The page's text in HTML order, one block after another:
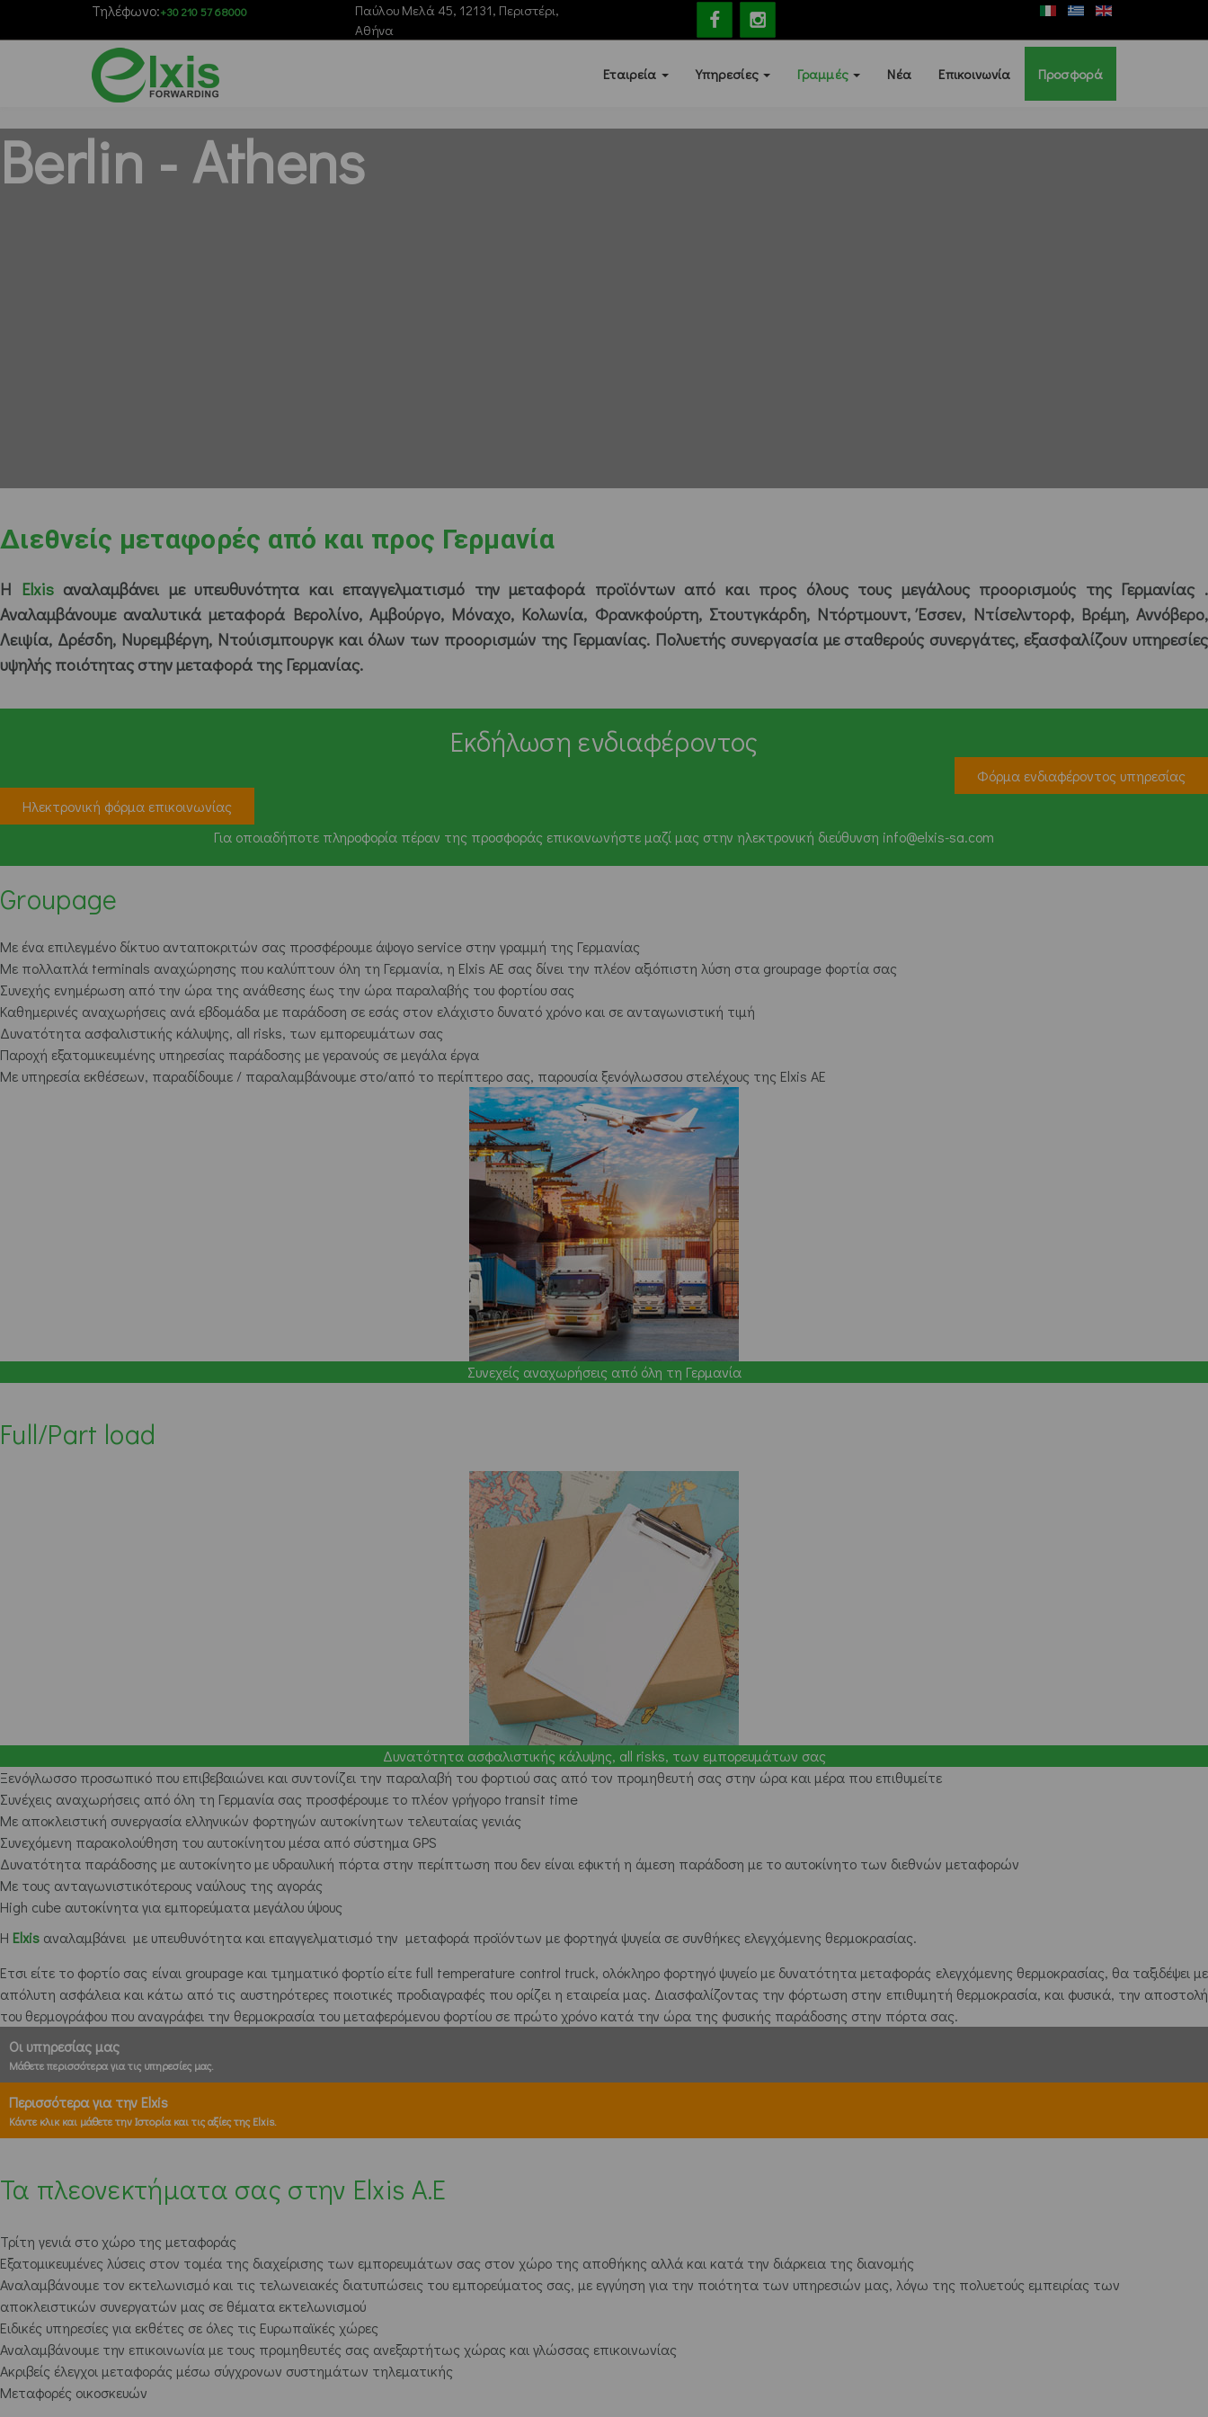
Τηλέφωνο:+30 210 57 68000
Παύλου Mελά 45, 12131, Περιστέρι,
Αθήνα
Εταιρεία Υπηρεσίες Γραμμές Νέα Επικοινωνία Προσφορά
Berlin - Athens
Διεθνείς μεταφορές από και προς Γερμανία
Η Elxisαναλαμβάνει με υπευθυνότητα και επαγγελματισμό την μεταφορά προϊόντων από και προς όλους τους μεγάλους προορισμούς της Γερμανίας .
Αναλαμβάνουμε αναλυτικά μεταφορά Βερολίνο, Αμβούργο, Μόναχο, Κολωνία, Φρανκφούρτη, Στουτγκάρδη, Ντόρτμουντ, Έσσεν, Ντίσελντορφ, Βρέμη, Αννόβερο,
Λειψία, Δρέσδη, Νυρεμβέργη, Ντούισμπουργκ και όλων των προορισμών της Γερμανίας. Πολυετής συνεργασία με σταθερούς συνεργάτες, εξασφαλίζουν υπηρεσίες
υψηλής ποιότητας στην μεταφορά της Γερμανίας.
Εκδήλωση ενδιαφέροντος
Φόρμα ενδιαφέροντος υπηρεσίας
Ηλεκτρονική φόρμα επικοινωνίας
Για οποιαδήποτε πληροφορία πέραν της προσφοράς επικοινωνήστε μαζί μας στην ηλεκτρονική διεύθυνση info@elxis-sa.com
Groupage
Με ένα επιλεγμένο δίκτυο ανταποκριτών σας προσφέρουμε άψογο service στην γραμμή της Γερμανίας
Με πολλαπλά terminals αναχώρησης που καλύπτουν όλη τη Γερμανία, η Elxis AE σας δίνει την πλέον αξιόπιστη λύση στα groupage φορτία σας
Συνεχής ενημέρωση από την ώρα της ανάθεσης έως την ώρα παραλαβής του φορτίου σας
Καθημερινές αναχωρήσεις ανά εβδομάδα με παράδοση σε εσάς στον ελάχιστο δυνατό χρόνο και σε ανταγωνιστική τιμή
Δυνατότητα ασφαλιστικής κάλυψης, all risks, των εμπορευμάτων σας
Παροχή εξατομικευμένης υπηρεσίας παράδοσης με γερανούς σε μεγάλα έργα
Με υπηρεσία εκθέσεων, παραδίδουμε / παραλαμβάνουμε στο/από το περίπτερο σας, παρουσία ξενόγλωσσου στελέχους της Elxis AE
Συνεχείς αναχωρήσεις από όλη τη Γερμανία
Full/Part load
Δυνατότητα ασφαλιστικής κάλυψης, all risks, των εμπορευμάτων σας
Ξενόγλωσσο προσωπικό που επιβεβαιώνει και συντονίζει την παραλαβή του φορτιού σας από τον προμηθευτή σας στην ώρα και μέρα που επιθυμείτε
Συνέχεις αναχωρήσεις από όλη τη Γερμανία σας προσφέρουμε το πλέον γρήγορο transit time
Με αποκλειστική συνεργασία ελληνικών φορτηγών αυτοκίνητων τελευταίας γενιάς
Συνεχόμενη παρακολούθηση του αυτοκίνητου μέσα από σύστημα GPS
Δυνατότητα παράδοσης με αυτοκίνητο με υδραυλική πόρτα στην περίπτωση που δεν είναι εφικτή η άμεση παράδοση με το αυτοκίνητο των διεθνών μεταφορών
Με τους ανταγωνιστικότερους ναύλους της αγοράς
High cube αυτοκίνητα για εμπορεύματα μεγάλου ύψους
Η Elxis αναλαμβάνει με υπευθυνότητα και επαγγελματισμό την μεταφορά προϊόντων με φορτηγά ψυγεία σε συνθήκες ελεγχόμενης θερμοκρασίας.
Έτσι είτε το φορτίο σας είναι groupage και τμηματικό φορτίο είτε full temperature control truck, ολόκληρο φορτηγό ψυγείο με δυνατότητα μεταφοράς ελεγχόμενης θερμοκρασίας, θα ταξιδέψει με
απόλυτη ασφάλεια και κάτω από τις αυστηρότερες ποιοτικές προδιαγραφές που ορίζει η εταιρεία μας. Διασφαλίζοντας την φόρτωση στην επιθυμητή θερμοκρασία, και φυσικά, την αποστολή
του θερμογράφου που αναγράφει την θερμοκρασία του μεταφερόμενου φορτίου σε πρώτο χρόνο κατά την ώρα της φυσικής παράδοσης στην πόρτα σας.
Οι υπηρεσίας μας
Μάθετε περισσότερα για τις υπηρεσίες μας.
Περισσότερα για την Elxis
Κάντε κλικ και μάθετε την Ιστορία και τις αξίες της Elxis.
Τα πλεονεκτήματα σας στην Elxis A.E
Τρίτη γενιά στο χώρο της μεταφοράς
Εξατομικευμένες λύσεις στον τομέα της διαχείρισης των εμπορευμάτων σας στον χώρο της αποθήκης αλλά και κατά την διάρκεια της διανομής
Αναλαμβάνουμε τον εκτελωνισμό και τις τελωνειακές διατυπώσεις του εμπορεύματος σας, με εγγύηση για την ποιότητα των υπηρεσιών μας, λόγω της πολυετούς εμπειρίας των
αποκλειστικών συνεργατών μας σε θέματα εκτελωνισμού
Ειδικές υπηρεσίες για εκθέτες σε όλες τις Ευρωπαϊκές χώρες
Αναλαμβάνουμε την επικοινωνία με τους προμηθευτές σας ανεξαρτήτως χώρας και γλώσσας επικοινωνίας
Ακριβείς έλεγχοι μεταφοράς μέσω σύγχρονων συστημάτων τηλεματικής
Μεταφορές οικοσκευών